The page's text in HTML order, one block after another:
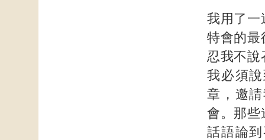
我用了一
特會的最
忍我不說
我必須
章，邀
會。那些
話語論